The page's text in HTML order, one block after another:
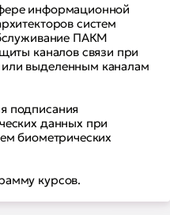
информационной
систем
ПАКМ
каналов связи при
выделенным каналам
подписания
данных при
биометрических
курсов.